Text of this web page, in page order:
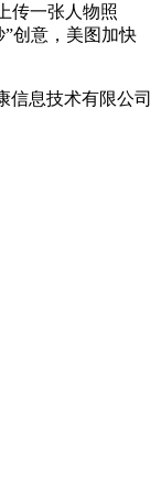
传一张人物照
创意，美图加快
信息技术有限公司